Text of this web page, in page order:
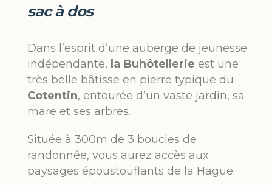
sac à dos
Dans l’esprit d’une auberge de jeunesse
indépendante, la Buhôtellerie est une
très belle bâtisse en pierre typique du
Cotentin, entourée d’un vaste jardin, sa
mare et ses arbres.
Située à 300m de 3 boucles de
randonnée, vous aurez accès aux
paysages époustouflants de la Hague.